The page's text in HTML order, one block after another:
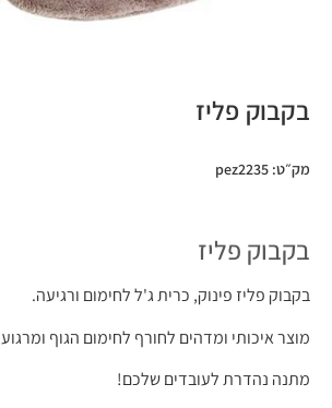
בקבוק פליז
מק״ט: pez2235
בקבוק פליז
בקבוק פליז פינוק, כרית ג'ל לחימום ורגיעה.
מוצר איכותי ומדהים לחורף לחימום הגוף
מתנה נהדרת לעובדים שלכם!